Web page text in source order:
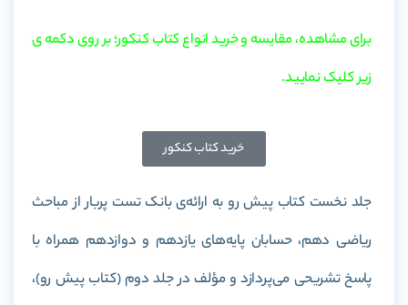
برای مشاهده، مقایسه و خرید انواع کتاب کنکور؛ بر روی دکمه ی
زیر کلیک نمایید.
خرید کتاب کنکور
جلد نخست کتاب پیش رو به ارائه‌ی بانک تست پربار از مباحث
ریاضی دهم، حسابان پایه‌های یازدهم و دوازدهم همراه با
پاسخ تشریحی می‌پردازد و مؤلف در جلد دوم (کتاب پیش رو)،